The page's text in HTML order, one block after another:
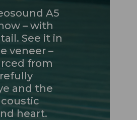
A5
– with
See it in
veneer –
from
and the
heart.